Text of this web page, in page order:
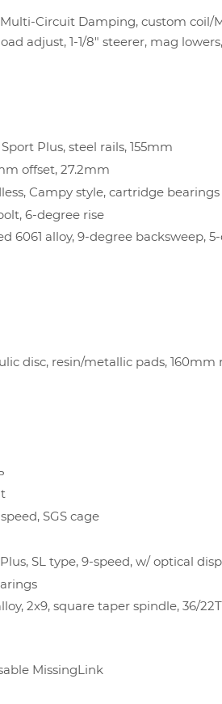
Circuit Damping, custom coil/
adjust, 1-1/8" steerer, mag
Plus, steel rails, 155mm
offset, 27.2mm
Campy style, cartridge bearings
6-degree rise
6061 alloy, 9-degree backsweep,
disc, resin/metallic pads, 160mm
SGS cage
SL type, 9-speed, w/ optical
2x9, square taper spindle, 36/
MissingLink